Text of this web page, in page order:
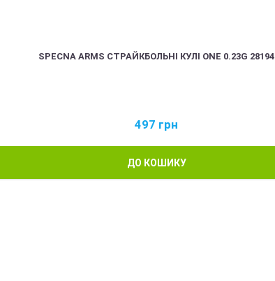
SPECNA ARMS СТРАЙКБОЛЬНІ КУЛІ ONE 0.23G 28194
497 грн
ДО КОШИКУ